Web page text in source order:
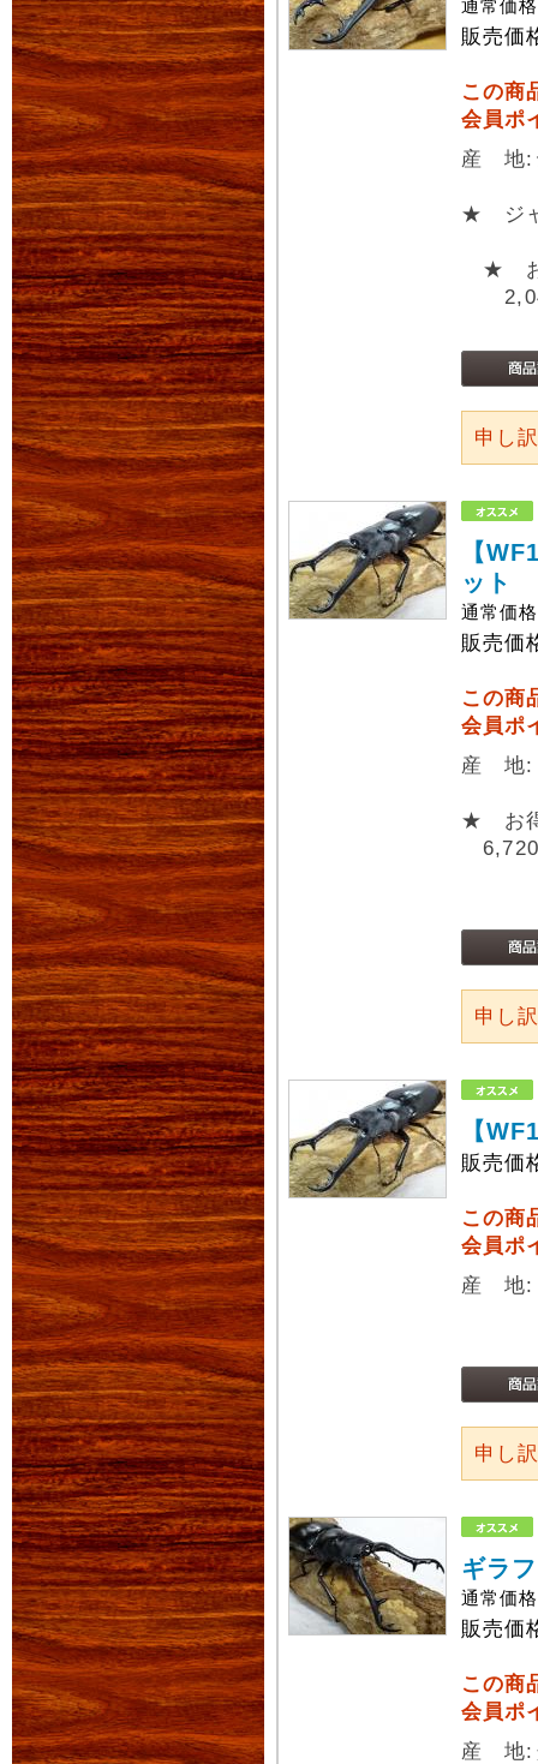
通常価
販売価
この商
会員ポ
産 地:
★ ジ
★ お
申し
【
ット
通常価
販売価
この商
会員ポ
産 地:
★ お
申し
【
販売価
この商
会員ポ
産 地:
申し
ギラ
通常価
販売価
この商
会員ポ
産 地